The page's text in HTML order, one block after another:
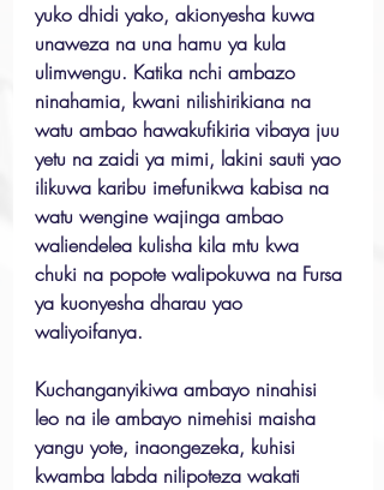
yuko dhidi yako, akionyesha kuwa
unaweza na una hamu ya kula
ulimwengu. Katika nchi ambazo
ninahamia, kwani nilishirikiana na
watu ambao hawakufikiria vibaya juu
yetu na zaidi ya mimi, lakini sauti yao
ilikuwa karibu imefunikwa kabisa na
watu wengine wajinga ambao
waliendelea kulisha kila mtu kwa
chuki na popote walipokuwa na Fursa
ya kuonyesha dharau yao
waliyoifanya.
Kuchanganyikiwa ambayo ninahisi
leo na ile ambayo nimehisi maisha
yangu yote, inaongezeka, kuhisi
kwamba labda nilipoteza wakati